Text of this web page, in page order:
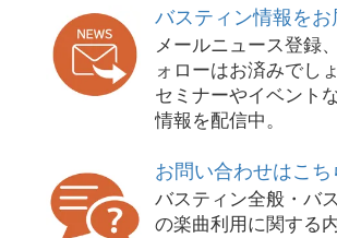
バスティン情報をお
メールニュース登録
ォローはお済みでし
セミナーやイベント
情報を配信中。
お問い合わせはこち
バスティン全般・バ
の楽曲利用に関する内